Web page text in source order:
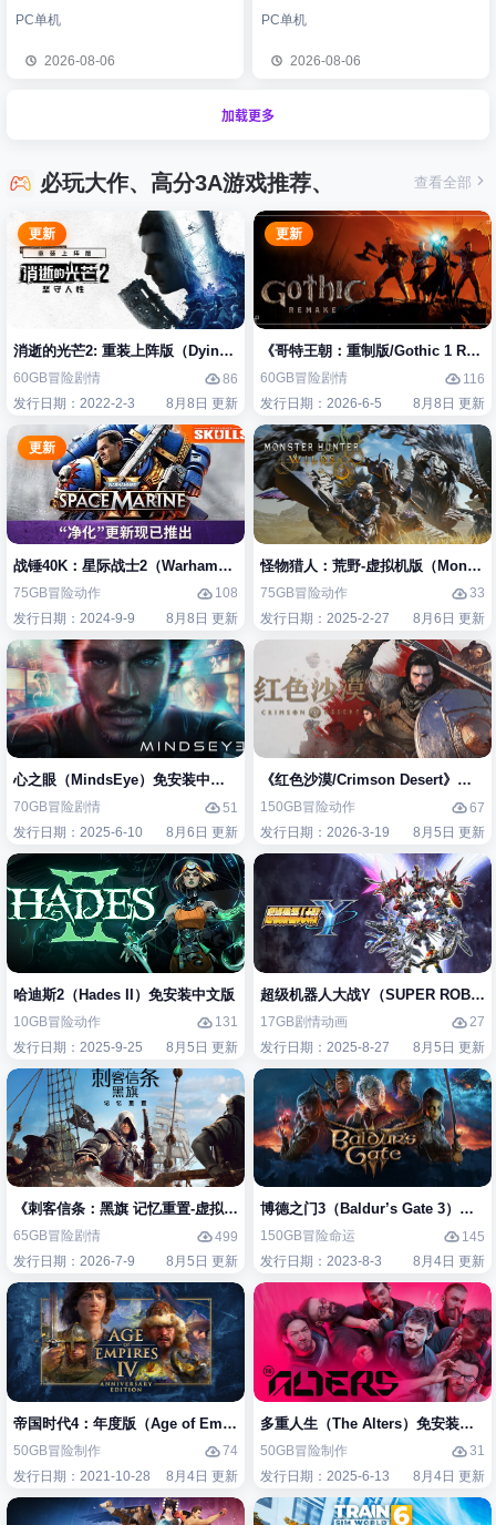
PC单机
2026-08-06
PC单机
2026-08-06
加载更多
必玩大作、高分3A游戏推荐、 查看全部
更新
消逝的光芒2: 重装上阵版（Dying Light 2 Stay Human: Reloaded Edition
60GB冒险剧情
86
发行日期：2022-2-3
8月8日 更新
更新
《哥特王朝：重制版/Gothic 1
60GB冒险剧情
116
发行日期：2026-6-5
8月8日 更新
更新
战锤40K：星际战士2（Warhammer 40,000: Space Marine 2）免安装中文
75GB冒险动作
108
发行日期：2024-9-9
8月8日 更新
怪物猎人：荒野-虚拟机版（
75GB冒险动作
33
发行日期：2025-2-27
8月6日 更新
心之眼（MindsEye）免安装中文版
70GB冒险剧情
51
发行日期：2025-6-10
8月6日 更新
《红色沙漠/Crimson Desert》免安
150GB冒险动作
67
发行日期：2026-3-19
8月5日 更新
哈迪斯2（Hades II）免安装中文版
10GB冒险动作
131
发行日期：2025-9-25
8月5日 更新
超级机器人大战Y（SUPER
17GB剧情动画
27
发行日期：2025-8-27
8月5日 更新
《刺客信条：黑旗 记忆重置-虚拟机版/Assassin’s Creed Black Flag
65GB冒险剧情
499
发行日期：2026-7-9
8月5日 更新
博德之门3（Baldur’s Gate 3）免安
150GB冒险命运
145
发行日期：2023-8-3
8月4日 更新
帝国时代4：年度版（Age of Empires IV: Anniversary Edition）免安装中
50GB冒险制作
74
发行日期：2021-10-28
8月4日 更新
多重人生（The Alters）免安装中文
50GB冒险制作
31
发行日期：2025-6-13
8月4日 更新